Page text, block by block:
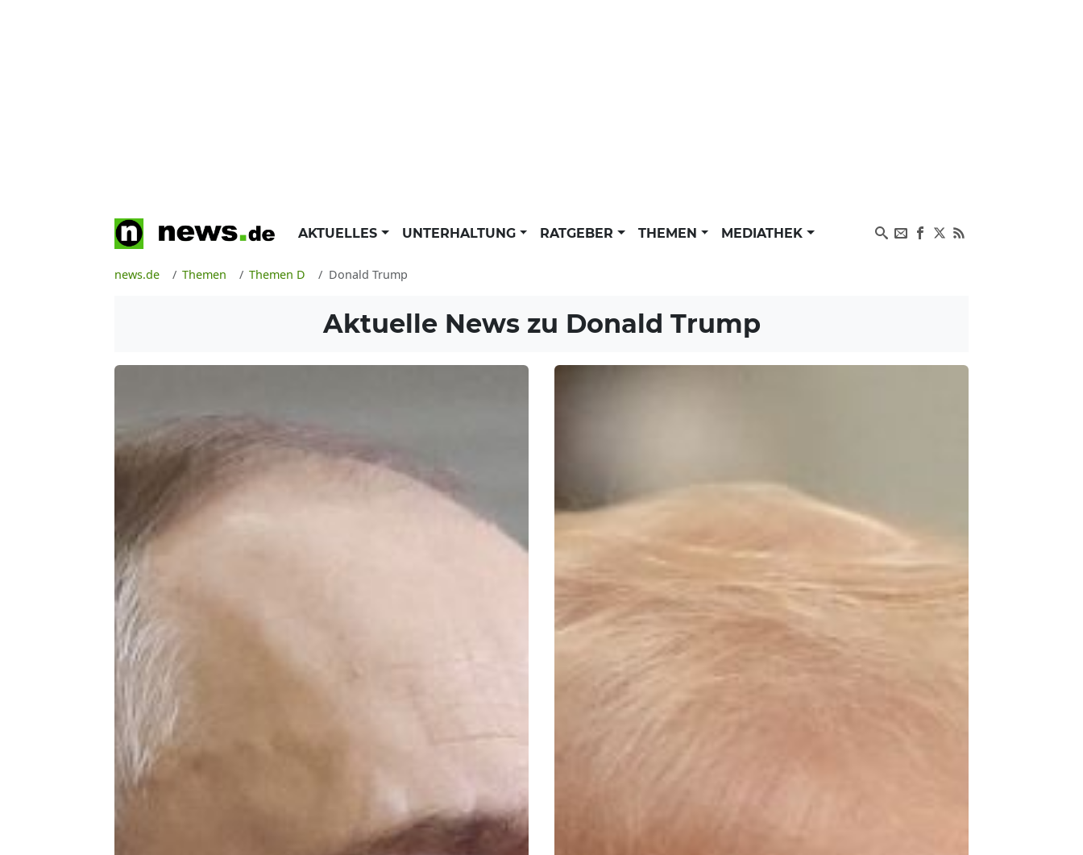
AKTUELLES UNTERHALTUNG RATGEBER THEMEN MEDIATHEK
news.de Themen Themen D Donald Trump
Aktuelle News zu Donald Trump